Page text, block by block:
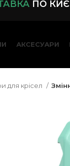
ПО
АКСЕСУАРИ
для крісел